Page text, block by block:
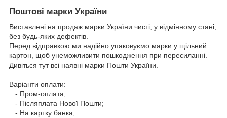
Поштові марки України
Виставлені на продаж марки України чисті, у відмінному стані,
без будь-яких дефектів.
Перед відправкою ми надійно упаковуємо марки у щільний
картон, щоб унеможливити пошкодження при пересиланні.
Дивіться тут всі наявні марки Пошти України.
Варіанти оплати:
- Пром-оплата,
- Післяплата Нової Пошти;
- На картку банка;